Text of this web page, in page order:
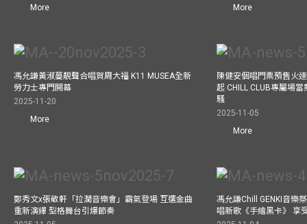
More
More
馮允謙黃淑蔓靚聲合唱賀周大福 K11 MUSEA全新
勞力士專門開幕
2025-11-20
More
陳健安個唱門票預售火
起 CHILL CLUB專屬場
騷
2025-11-05
More
鄭秀文x張敬軒「拉濶音樂會」霸氣登場 互選金曲
重新演繹 型格舞台引爆節奏
馮允謙Chill GENKI音樂
唱新歌《手繪黑卡》 享